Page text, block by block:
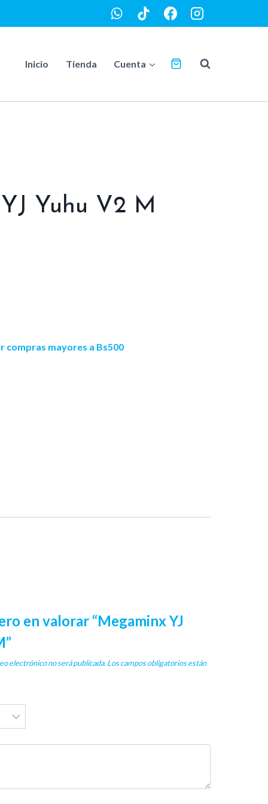
Inicio Tienda Cuenta
Yuhu V2 M
mayores a Bs500
en valorar “Megaminx YJ
electrónico no será publicada.Los campos obligatorios están